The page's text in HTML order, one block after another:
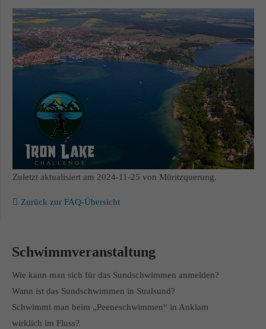
Zuletzt aktualisiert am 2024-11-25 von Müritzquerung.
Zurück zur FAQ-Übersicht
Schwimmveranstaltung
Wie kann man sich für das Sundschwimmen anmelden?
Wann ist das Sundschwimmen in Stralsund?
Schwimmt man beim „Peeneschwimmen“ in Anklam
wirklich im Fluss?